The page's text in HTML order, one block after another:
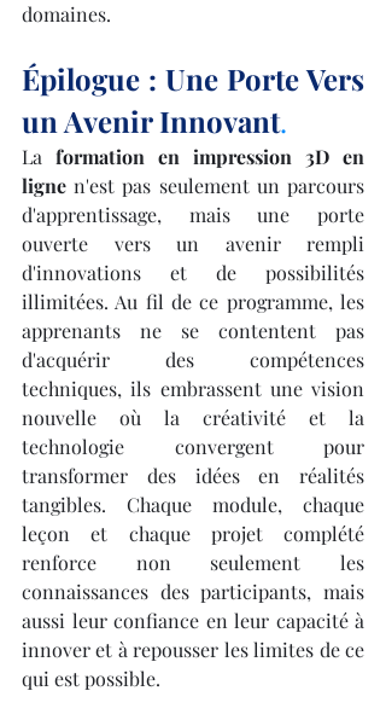
domaines.
Épilogue : Une Porte Vers
un Avenir Innovant.
La formation en impression 3D en
ligne n'est pas seulement un parcours
d'apprentissage, mais une porte
ouverte vers un avenir rempli
d'innovations et de possibilités
illimitées. Au fil de ce programme, les
apprenants ne se contentent pas
d'acquérir des compétences
techniques, ils embrassent une vision
nouvelle où la créativité et la
technologie convergent pour
transformer des idées en réalités
tangibles. Chaque module, chaque
leçon et chaque projet complété
renforce non seulement les
connaissances des participants, mais
aussi leur confiance en leur capacité à
innover et à repousser les limites de ce
qui est possible.